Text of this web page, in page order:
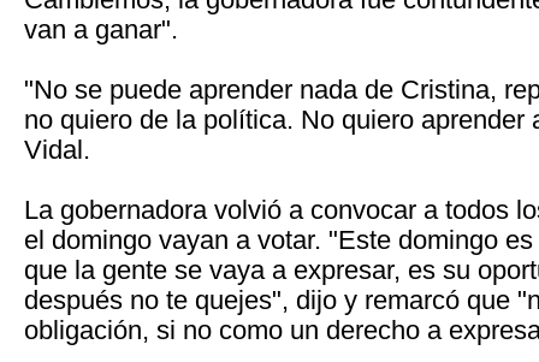
van a ganar".
"No se puede aprender nada de Cristina,
no quiero de la política. No quiero aprender
Vidal.
La gobernadora volvió a convocar a todos
el domingo vayan a votar. "Este domingo
que la gente se vaya a expresar, es su
después no te quejes", dijo y remarcó que
obligación, si no como un derecho a